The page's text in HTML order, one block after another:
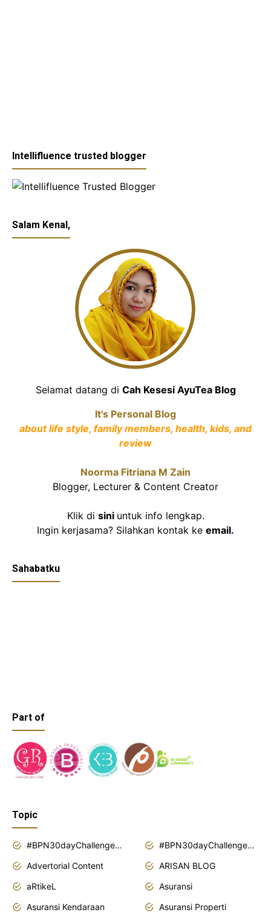
Intellifluence trusted blogger
Salam Kenal,
Selamat datang di Cah Kesesi AyuTea Blog
It's Personal Blog
about life style, family members, health, kids, and
review
Noorma Fitriana M Zain
Blogger, Lecturer & Content Creator
Klik di sini untuk info lengkap.
Ingin kerjasama? Silahkan kontak ke email.
Sahabatku
Part of
Topic
#BPN30dayChallenge2018
#BPN30dayChallenge2019
Advertorial Content
ARISAN BLOG
aRtikeL
Asuransi
Asuransi Kendaraan
Asuransi Properti